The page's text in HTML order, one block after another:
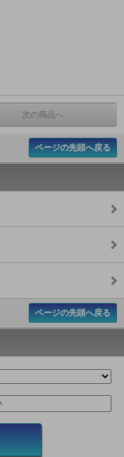
次の商品へ
ページの先頭へ戻る
ページの先頭へ戻る